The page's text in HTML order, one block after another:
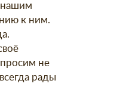
нашим
к ним.
не
рады